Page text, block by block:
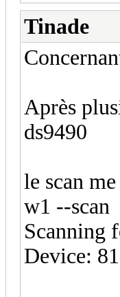
Tinade
Après
ds9490
le scan
w1 --scan
Scanning
Device: